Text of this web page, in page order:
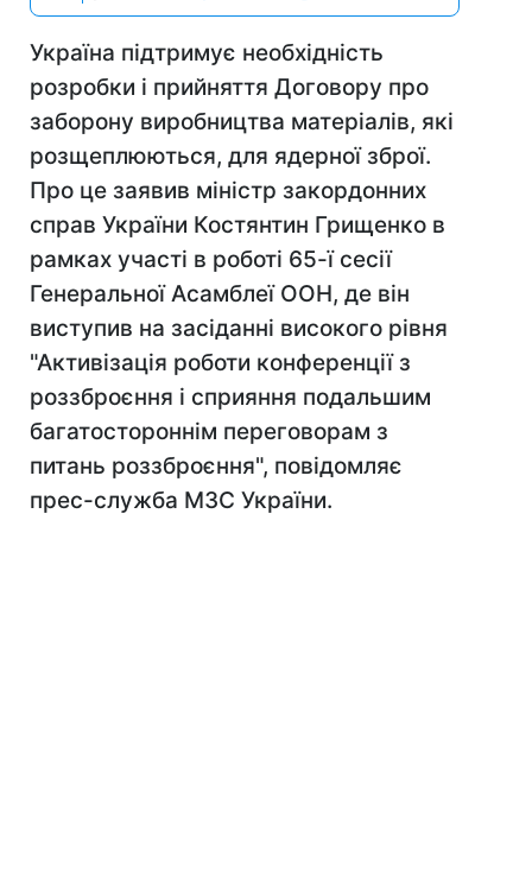
Україна підтримує необхідність
розробки і прийняття Договору про
заборону виробництва матеріалів, які
розщеплюються, для ядерної зброї.
Про це заявив міністр закордонних
справ України Костянтин Грищенко в
рамках участі в роботі 65-ї сесії
Генеральної Асамблеї ООН, де він
виступив на засіданні високого рівня
"Активізація роботи конференції з
роззброєння і сприяння подальшим
багатостороннім переговорам з
питань роззброєння", повідомляє
прес-служба МЗС України.